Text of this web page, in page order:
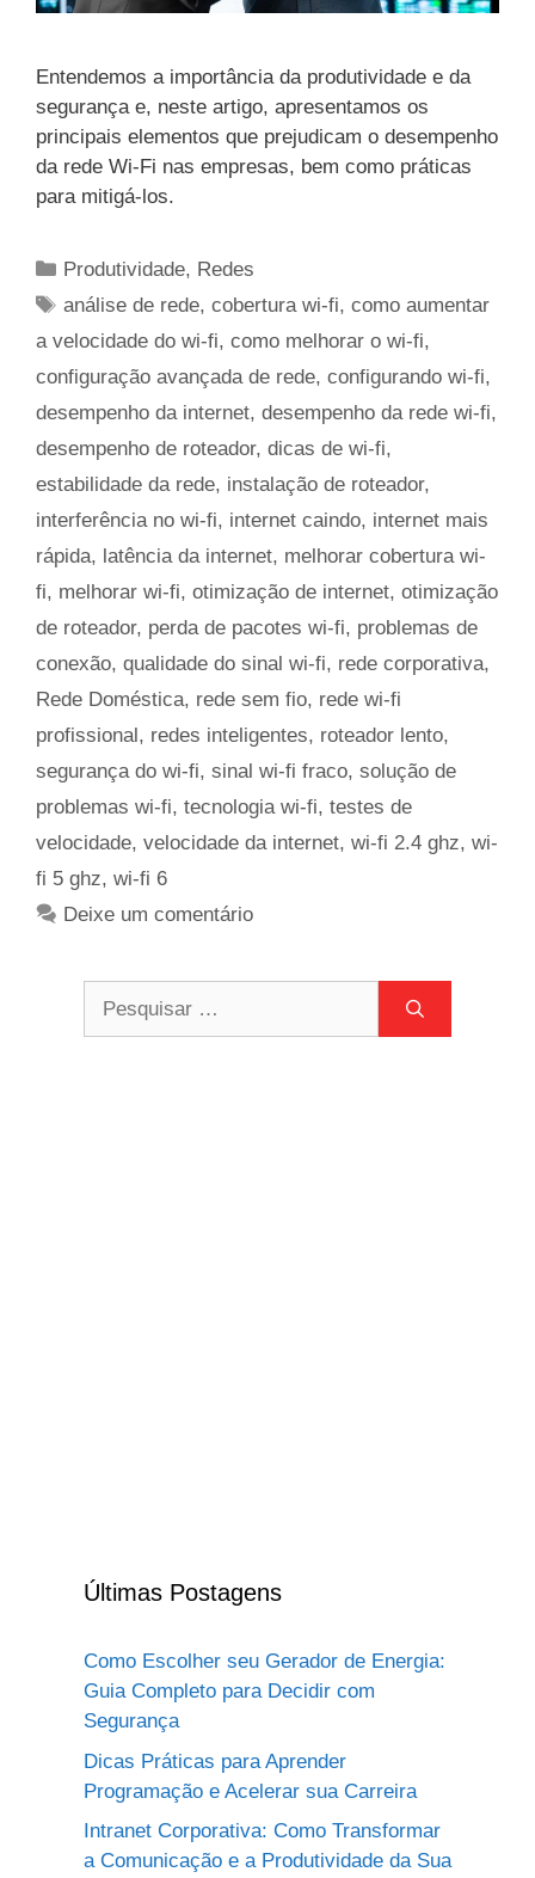
Entendemos a importância da produtividade e da
segurança e, neste artigo, apresentamos os
principais elementos que prejudicam o desempenho
da rede Wi-Fi nas empresas, bem como práticas
para mitigá-los.
Categorias
Produtividade, Redes
Tags
análise de rede,cobertura wi-fi,como aumentar
a velocidade do wi-fi, como melhorar o wi-fi,
configuração avançada de rede, configurando wi-fi,
desempenho da internet, desempenho da rede wi-fi,
desempenho de roteador, dicas de wi-fi,
estabilidade da rede, instalação de roteador,
interferência no wi-fi, internet caindo, internet mais
rápida, latência da internet, melhorar cobertura wi-
fi, melhorar wi-fi, otimização de internet, otimização
de roteador, perda de pacotes wi-fi, problemas de
conexão, qualidade do sinal wi-fi, rede corporativa,
Rede Doméstica, rede sem fio, rede wi-fi
profissional , redes inteligentes, roteador lento,
segurança do wi-fi, sinal wi-fi fraco, solução de
problemas wi-fi, tecnologia wi-fi, testes de
velocidade, velocidade da internet, wi-fi 2.4 ghz, wi-
fi 5 ghz, wi-fi 6
Deixe um comentário
Últimas Postagens
Como Escolher seu Gerador de Energia:
Guia Completo para Decidir com
Segurança
Dicas Práticas para Aprender
Programação e Acelerar sua Carreira
Intranet Corporativa: Como Transformar
a Comunicação e a Produtividade da Sua